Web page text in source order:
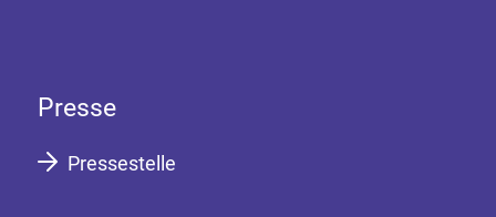
Presse
Pressestelle